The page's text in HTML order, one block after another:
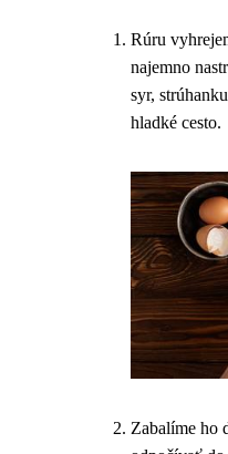
Rúru
najemno
syr,
hladké cesto.
Zabalíme ho